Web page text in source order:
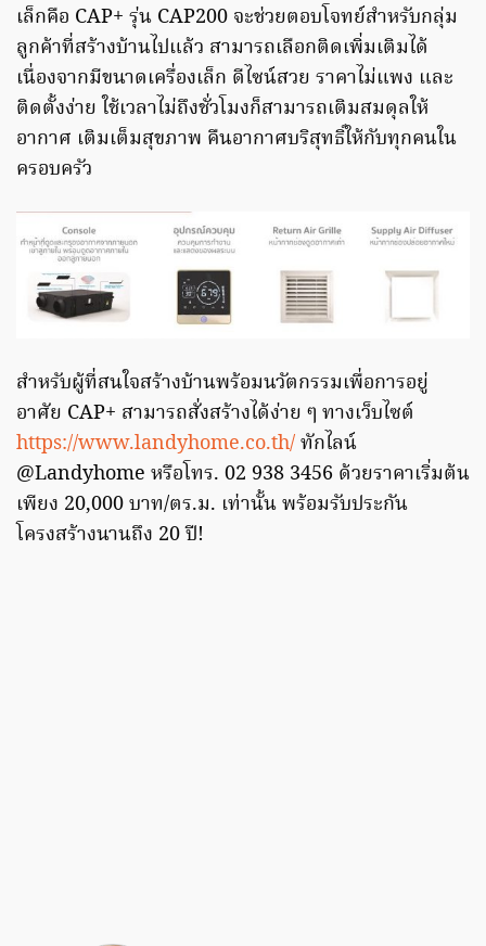
เล็กคือ CAP+ รุ่น CAP200 จะช่วยตอบโจทย์สำหรับกลุ่ม
ลูกค้าที่สร้างบ้านไปแล้ว สามารถเลือกติดเพิ่มเติมได้
เนื่องจากมีขนาดเครื่องเล็ก ดีไซน์สวย ราคาไม่แพง และ
ติดตั้งง่าย ใช้เวลาไม่ถึงชั่วโมงก็สามารถเติมสมดุลให้
อากาศ เติมเต็มสุขภาพ คืนอากาศบริสุทธิ์ให้กับทุกคนใน
ครอบครัว
สำหรับผู้ที่สนใจสร้างบ้านพร้อมนวัตกรรมเพื่อการอยู่
อาศัย CAP+ สามารถสั่งสร้างได้ง่าย ๆ ทางเว็บไซต์
https://www.landyhome.co.th/ทักไลน์
@Landyhome หรือโทร. 02 938 3456 ด้วยราคาเริ่มต้น
เพียง 20,000 บาท/ตร.ม. เท่านั้น พร้อมรับประกัน
โครงสร้างนานถึง 20 ปี!